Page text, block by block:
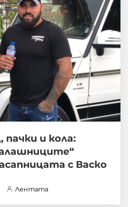
пачки и кола:
с Васко
Лентата